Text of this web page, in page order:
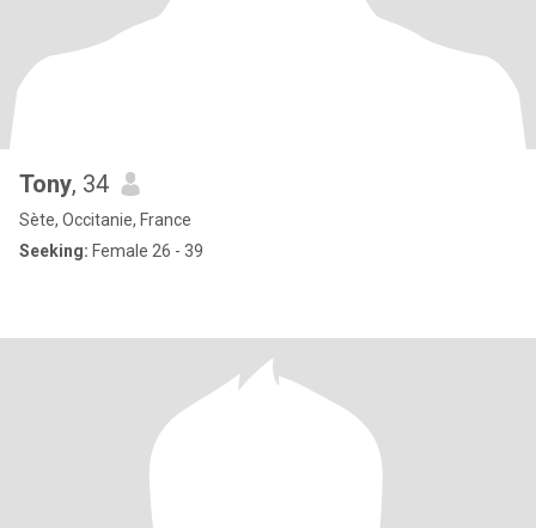
Tony, 34
Sète, Occitanie, France
Seeking: Female 26 - 39